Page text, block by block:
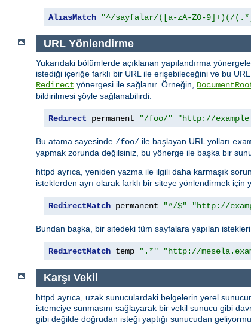
AliasMatch "^/sayfalar/([a-zA-Z0-9]+)(/
URL Yönlendirme
Yukarıdaki bölümlerde açıklanan yapılandırma
istediği içeriğe farklı bir URL ile erişebileceğini ve bu
Redirect yönergesi ile sağlanır. Örneğin,
bildirilmesi şöyle sağlanabilirdi:
Redirect permanent "/foo/" "http://
Bu atama sayesinde /foo/ ile başlayan URL yolları
yapmak zorunda değilsiniz, bu yönerge ile başka bir
httpd ayrıca, yeniden yazma ile ilgili daha karmaşık
isteklerden ayrı olarak farklı bir siteye yönlendirmek için
RedirectMatch permanent "^/$" "http://
Bundan başka, bir sitedeki tüm sayfalara yapılan
RedirectMatch temp ".*" "http://
Karşı Vekil
httpd ayrıca, uzak sunuculardaki belgelerin yerel
istemciye sunmasını sağlayarak bir vekil sunucu gibi
gibi değilde doğrudan isteği yaptığı sunucudan